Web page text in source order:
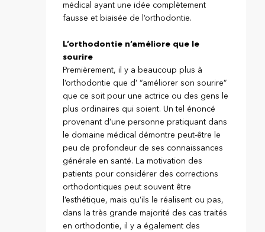
médical ayant une idée complètement
fausse et biaisée de l’orthodontie.
L’orthodontie n’améliore que le
sourire
Premièrement, il y a beaucoup plus à
l’orthodontie que d’ “améliorer son sourire”
que ce soit pour une actrice ou des gens le
plus ordinaires qui soient. Un tel énoncé
provenant d’une personne pratiquant dans
le domaine médical démontre peut-être le
peu de profondeur de ses connaissances
générale en santé. La motivation des
patients pour considérer des corrections
orthodontiques peut souvent être
l’esthétique, mais qu’ils le réalisent ou pas,
dans la très grande majorité des cas traités
en orthodontie, il y a également des